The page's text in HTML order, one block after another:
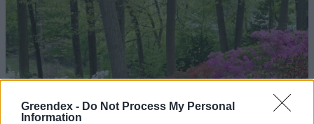
Greendex - Do Not Process My Personal
Information